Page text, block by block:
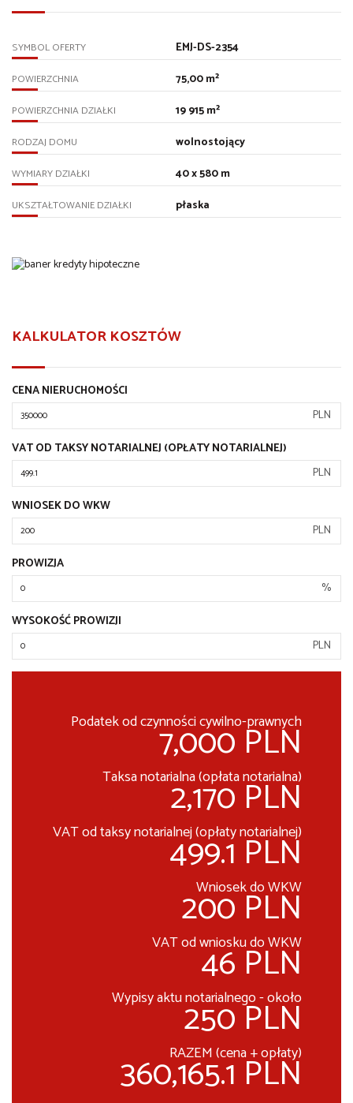
SYMBOL OFERTY EMJ-DS-2354
POWIERZCHNIA 75,00 m²
POWIERZCHNIA DZIAŁKI 19 915 m²
RODZAJ DOMU wolnostojący
WYMIARY DZIAŁKI 40 x 580 m
UKSZTAŁTOWANIE DZIAŁKI płaska
KALKULATOR KOSZTÓW
CENA NIERUCHOMOŚCI
PLN
VAT OD TAKSY NOTARIALNEJ (OPŁATY NOTARIALNEJ)
PLN
WNIOSEK DO WKW
PLN
PROWIZJA
%
WYSOKOŚĆ PROWIZJI
PLN
Podatek od czynności cywilno-prawnych
7,000 PLN
Taksa notarialna (opłata notarialna)
2,170 PLN
VAT od taksy notarialnej (opłaty notarialnej)
499.1 PLN
Wniosek do WKW
200 PLN
VAT od wniosku do WKW
46 PLN
Wypisy aktu notarialnego - około
250 PLN
RAZEM (cena + opłaty)
360,165.1 PLN